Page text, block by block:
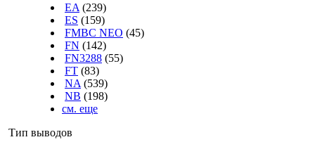
EA (239)
ES (159)
FMBC NEO (45)
FN (142)
FN3288 (55)
FT (83)
NA (539)
NB (198)
см. еще
Тип выводов